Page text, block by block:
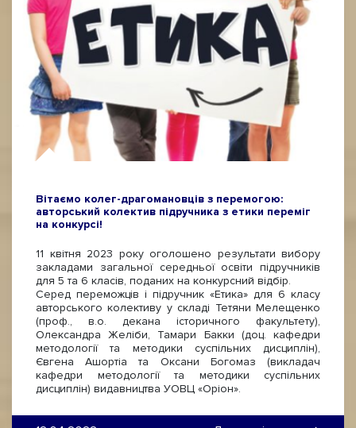
Вітаємо колег-драгомановців з перемогою:
авторський колектив підручника з етики переміг
на конкурсі!
11 квітня 2023 року оголошено результати вибору
закладами загальної середньої освіти підручників
для 5 та 6 класів, поданих на конкурсний відбір.
Серед переможців і підручник «Етика» для 6 класу
авторського колективу у складі Тетяни Мелещенко
(проф., в.о. декана історичного факультету),
Олександра Желіби, Тамари Бакки (доц. кафедри
методології та методики суспільних дисциплін),
Євгена Ашортіа та Оксани Богомаз (викладач
кафедри методології та методики суспільних
дисциплін) видавництва УОВЦ «Оріон».